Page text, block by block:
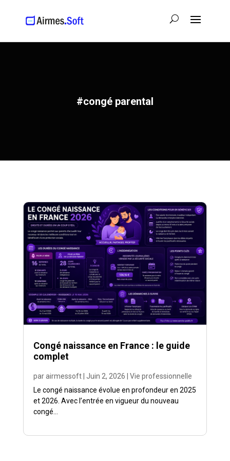
#congé parental
Congé naissance en France : le guide
complet
parairmessoft| Juin 2, 2026
Vie professionnelle
Le congé naissance évolue en profondeur en 2025
et 2026. Avec l’entrée en vigueur du nouveau
congé...